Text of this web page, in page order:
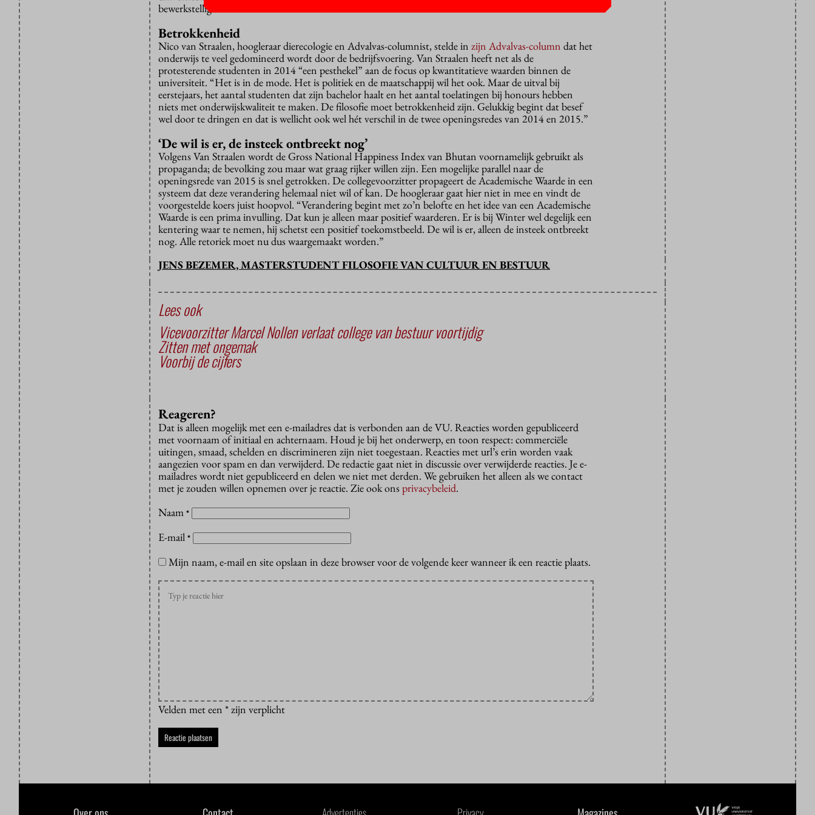
bewerkstelligen.”
Betrokkenheid
Nico van Straalen, hoogleraar dierecologie en Advalvas-columnist, stelde in zijn Advalvas-column dat het
onderwijs te veel gedomineerd wordt door de bedrijfsvoering. Van Straalen heeft net als de
protesterende studenten in 2014 “een pesthekel” aan de focus op kwantitatieve waarden binnen de
universiteit. “Het is in de mode. Het is politiek en de maatschappij wil het ook. Maar de uitval bij
eerstejaars, het aantal studenten dat zijn bachelor haalt en het aantal toelatingen bij honours hebben
niets met onderwijskwaliteit te maken. De filosofie moet betrokkenheid zijn. Gelukkig begint dat besef
wel door te dringen en dat is wellicht ook wel hét verschil in de twee openingsredes van 2014 en 2015.”
‘De wil is er, de insteek ontbreekt nog’
Volgens Van Straalen wordt de Gross National Happiness Index van Bhutan voornamelijk gebruikt als
propaganda; de bevolking zou maar wat graag rijker willen zijn. Een mogelijke parallel naar de
openingsrede van 2015 is snel getrokken. De collegevoorzitter propageert de Academische Waarde in een
systeem dat deze verandering helemaal niet wil of kan. De hoogleraar gaat hier niet in mee en vindt de
voorgestelde koers juist hoopvol. “Verandering begint met zo’n belofte en het idee van een Academische
Waarde is een prima invulling. Dat kun je alleen maar positief waarderen. Er is bij Winter wel degelijk een
kentering waar te nemen, hij schetst een positief toekomstbeeld. De wil is er, alleen de insteek ontbreekt
nog. Alle retoriek moet nu dus waargemaakt worden.”
JENS BEZEMER, MASTERSTUDENT FILOSOFIE VAN CULTUUR EN BESTUUR
Lees ook
Vicevoorzitter Marcel Nollen verlaat college van bestuur voortijdig
Zitten met ongemak
Voorbij de cijfers
Reageren?
Dat is alleen mogelijk met een e-mailadres dat is verbonden aan de VU. Reacties worden gepubliceerd
met voornaam of initiaal en achternaam. Houd je bij het onderwerp, en toon respect: commerciële
uitingen, smaad, schelden en discrimineren zijn niet toegestaan. Reacties met url’s erin worden vaak
aangezien voor spam en dan verwijderd. De redactie gaat niet in discussie over verwijderde reacties. Je e-
mailadres wordt niet gepubliceerd en delen we niet met derden. We gebruiken het alleen als we contact
met je zouden willen opnemen over je reactie. Zie ook onsprivacybeleid.
Naam *
E-mail *
Mijn naam, e-mail en site opslaan in deze browser voor de volgende keer wanneer ik een reactie plaats.
Velden met een * zijn verplicht